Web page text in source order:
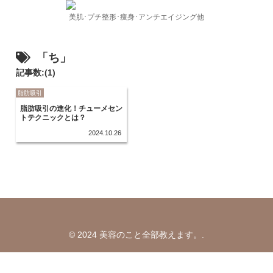
美肌･プチ整形･痩身･アンチエイジング他
「ち」
記事数:(1)
脂肪吸引
脂肪吸引の進化！チューメセン
トテクニックとは？
2024.10.26
© 2024 美容のこと全部教えます。.